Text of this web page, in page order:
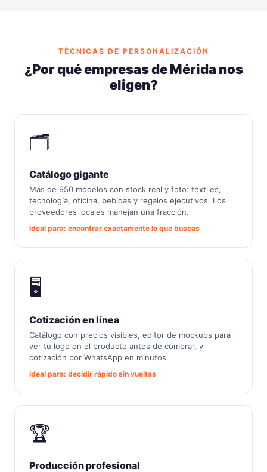
TÉCNICAS DE PERSONALIZACIÓN
¿Por qué empresas de Mérida nos
eligen?
🗂️
Catálogo gigante
Más de 950 modelos con stock real y foto: textiles,
tecnología, oficina, bebidas y regalos ejecutivos. Los
proveedores locales manejan una fracción.
Ideal para: encontrar exactamente lo que buscas
🖥️
Cotización en línea
Catálogo con precios visibles, editor de mockups para
ver tu logo en el producto antes de comprar, y
cotización por WhatsApp en minutos.
Ideal para: decidir rápido sin vueltas
🏆
Producción profesional